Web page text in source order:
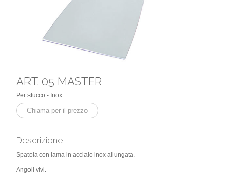
ART. 05 MASTER
Per stucco - Inox
Chiama per il prezzo
Descrizione
Spatola con lama in acciaio inox allungata.
Angoli vivi.